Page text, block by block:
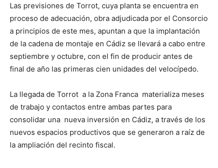
Las previsiones de Torrot, cuya planta se encuentra en
proceso de adecuación, obra adjudicada por el Consorcio
a principios de este mes, apuntan a que la implantación
de la cadena de montaje en Cádiz se llevará a cabo entre
septiembre y octubre, con el fin de producir antes de
final de año las primeras cien unidades del velocípedo.
La llegada de Torrot a la Zona Franca materializa meses
de trabajo y contactos entre ambas partes para
consolidar una nueva inversión en Cádiz, a través de los
nuevos espacios productivos que se generaron a raíz de
la ampliación del recinto fiscal.